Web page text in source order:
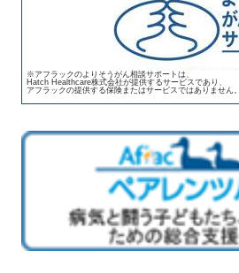
※アフラックのよりそうがん相談サポートは、
Hatch Healthcare株式会社が提供するサービスであり、
アフラックの提供する保険またはサービスではありません。